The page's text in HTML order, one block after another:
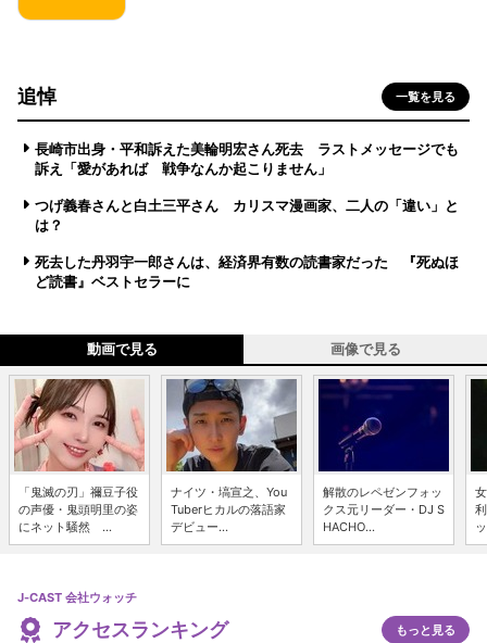
追悼 一覧を見る
長崎市出身・平和訴えた美輪明宏さん死去 ラストメッセージでも
訴え「愛があれば 戦争なんか起こりません」
つげ義春さんと白土三平さん カリスマ漫画家、二人の「違い」と
は？
死去した丹羽宇一郎さんは、経済界有数の読書家だった 『死ぬほ
ど読書』ベストセラーに
動画で見る 画像で見る
「鬼滅の刃」禰豆子役
の声優・鬼頭明里の姿
にネット騒然 ...
ナイツ・塙宣之、You
Tuberヒカルの落語家
デビュー...
解散のレペゼンフォッ
クス元リーダー・DJ S
HACHO...
J-CAST 会社ウォッチ
アクセスランキング もっと見る